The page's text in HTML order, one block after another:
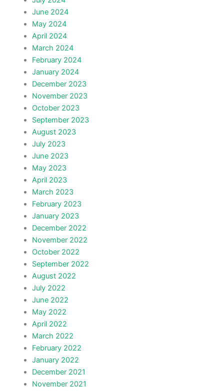
June 2024
May 2024
April 2024
March 2024
February 2024
January 2024
December 2023
November 2023
October 2023
September 2023
August 2023
July 2023
June 2023
May 2023
April 2023
March 2023
February 2023
January 2023
December 2022
November 2022
October 2022
September 2022
August 2022
July 2022
June 2022
May 2022
April 2022
March 2022
February 2022
January 2022
December 2021
November 2021